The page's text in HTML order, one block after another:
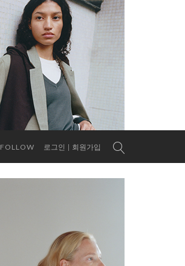
FOLLOW 로그인 회원가입